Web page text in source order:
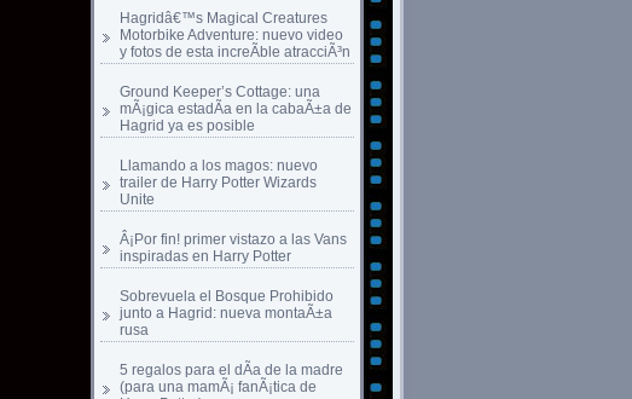
Hagridâ€™s Magical Creatures
Motorbike Adventure: nuevo video
y fotos de esta increÃ­ble atracciÃ³n
Ground Keeper’s Cottage: una
mÃ¡gica estadÃ­a en la cabaÃ±a de
Hagrid ya es posible
Llamando a los magos: nuevo
trailer de Harry Potter Wizards
Unite
Â¡Por fin! primer vistazo a las Vans
inspiradas en Harry Potter
Sobrevuela el Bosque Prohibido
junto a Hagrid: nueva montaÃ±a
rusa
5 regalos para el dÃ­a de la madre
(para una mamÃ¡ fanÃ¡tica de